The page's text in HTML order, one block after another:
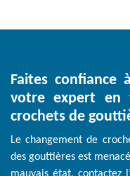
Faites confiance
votre expert en
crochets de
Le changement de
des gouttières est